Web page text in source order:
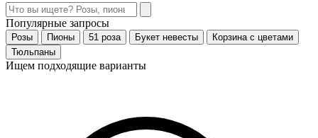
Популярные запросы
Розы Пионы 51 роза Букет невесты
Корзина с цветами
Тюльпаны
Ищем подходящие варианты